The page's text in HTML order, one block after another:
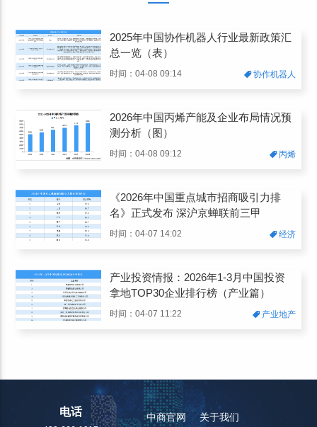
2025年中国协作机器人行业最新政策汇
总一览（表）
时间：04-08 09:14 协作机器人
2026年中国丙烯产能及企业布局情况预
测分析（图）
时间：04-08 09:12 丙烯
《2026年中国重点城市招商吸引力排
名》正式发布 深沪京蝉联前三甲
时间：04-07 14:02 经济
产业投资情报：2026年1-3月中国投资
拿地TOP30企业排行榜（产业篇）
时间：04-07 11:22 产业地产
电话 中商官网 关于我们